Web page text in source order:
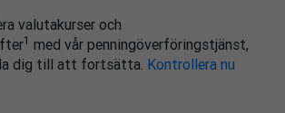
valutakurser och
1 med vår penningöverföringstjänst,
dig till att fortsätta. Kontrollera nu